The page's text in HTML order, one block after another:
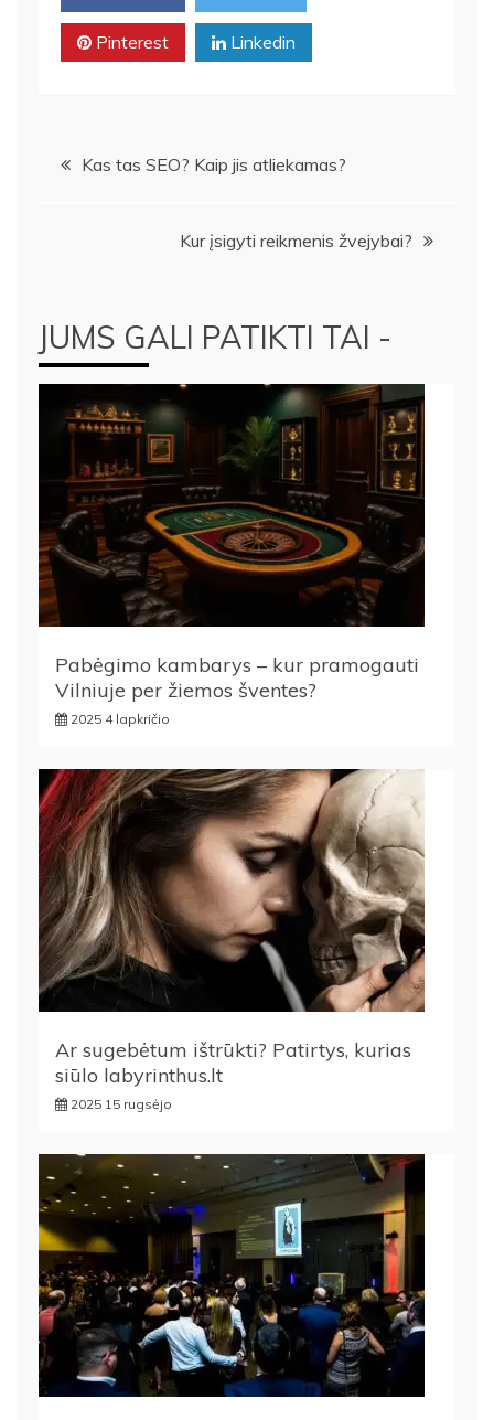
Pinterest Linkedin
Navigacija
Kas tas SEO? Kaip jis atliekamas?
Kur įsigyti reikmenis žvejybai?
JUMS GALI PATIKTI TAI -
Pabėgimo kambarys – kur pramogauti
Vilniuje per žiemos šventes?
2025 4 lapkričio
Ar sugebėtum ištrūkti? Patirtys, kurias
siūlo labyrinthus.lt
2025 15 rugsėjo